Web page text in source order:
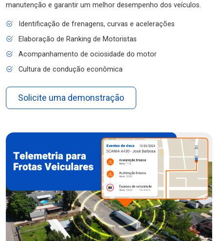
manutenção e garantir um melhor desempenho dos veículos.
Identificação de frenagens, curvas e acelerações
Elaboração de Ranking de Motoristas
Acompanhamento de ociosidade do motor
Cultura de condução econômica
Solicite uma demonstração